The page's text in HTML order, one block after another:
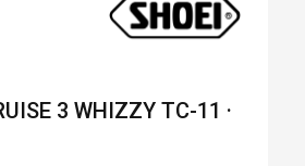
3 WHIZZY TC-11 ·